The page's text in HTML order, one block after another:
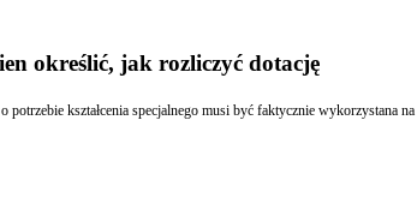
określić, jak rozliczyć dotację
potrzebie kształcenia specjalnego musi być faktycznie